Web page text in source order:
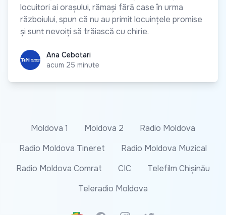
locuitori ai orașului, rămași fără case în urma
războiului, spun că nu au primit locuințele promise
și sunt nevoiți să trăiască cu chirie.
Ana CebotariAna Cebotari
acum 25 minute
Moldova 1 Moldova 2
Radio Moldova
Radio Moldova Tineret
Radio Moldova Muzical
Radio Moldova Comrat
CIC
Telefilm Chișinău
Teleradio Moldova